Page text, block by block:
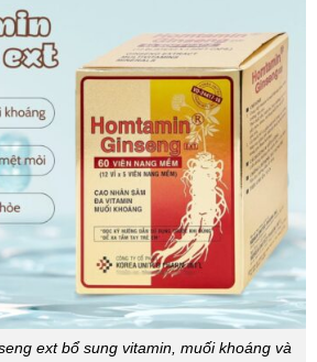
ext bổ sung vitamin, muối khoáng và